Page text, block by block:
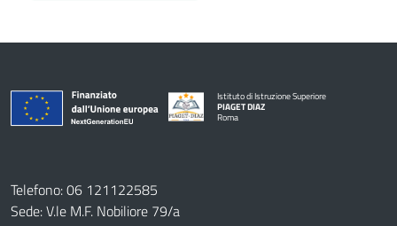
Istituto di Istruzione Superiore
PIAGET DIAZ
Roma
Telefono: 06 121122585
Sede: V.le M.F. Nobiliore 79/a